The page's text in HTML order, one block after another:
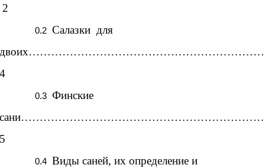
Салазки для
Финские
Виды саней, их определение и